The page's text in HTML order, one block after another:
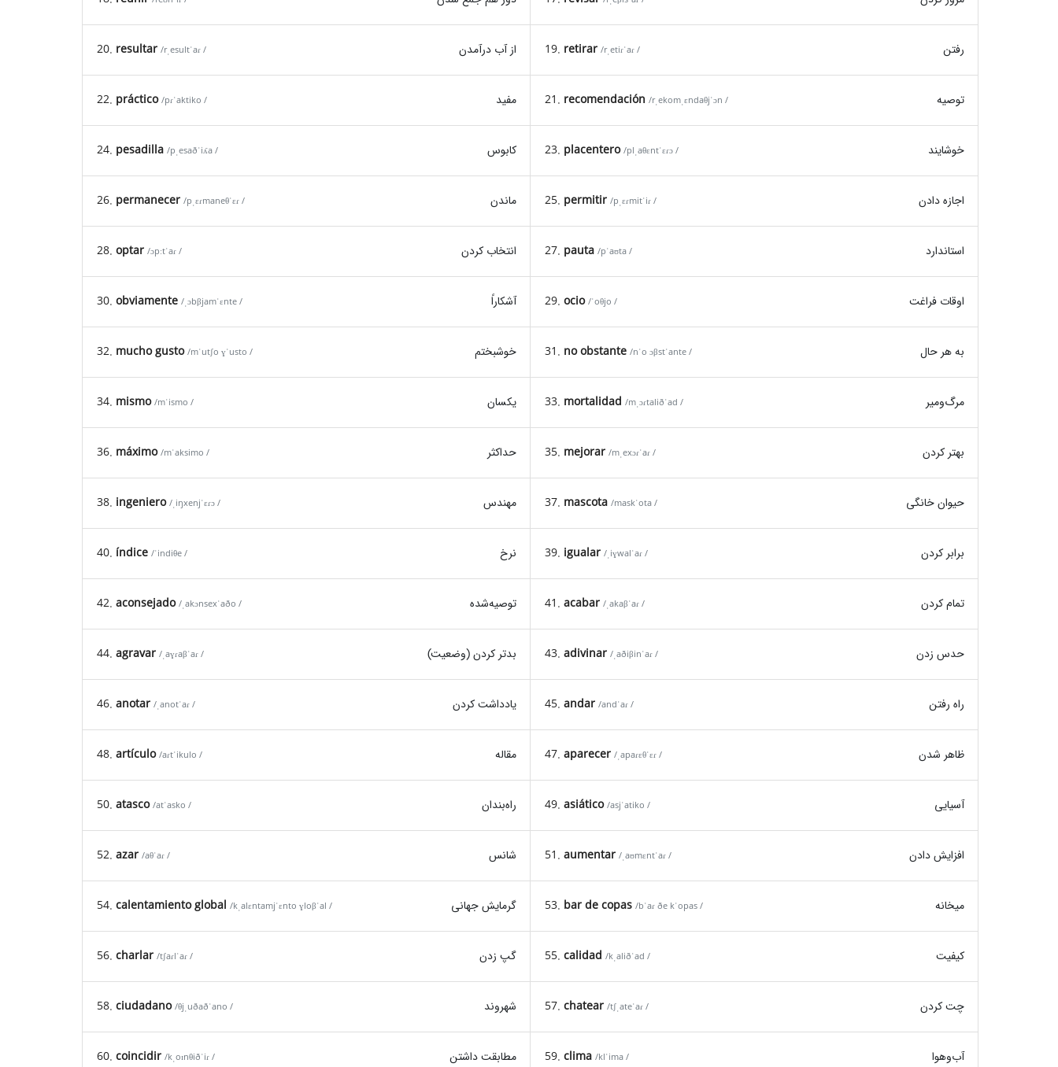
19. retirar /rˌetiɾˈaɾ / رفتن 20. resultar /rˌesultˈaɾ / از آب درآمدن
21. recomendación /rˌekomˌɛndaθjˈɔn / توصیه 22. práctico /pɾˈaktiko / مفید
23. placentero /plˌaθɛntˈɛɾɔ / خوشایند 24. pesadilla /pˌesaðˈiʎa / کابوس
25. permitir /pˌɛɾmitˈiɾ / اجازه دادن 26. permanecer /pˌɛɾmaneθˈɛɾ / ماندن
27. pauta /pˈaʊta / استاندارد 28. optar /ɔpːtˈaɾ / انتخاب کردن
29. ocio /ˈoθjo / اوقات فراغت 30. obviamente /ˌɔbβjamˈɛnte / آشکاراً
31. no obstante /nˈo ɔβstˈante / به هر حال 32. mucho gusto /mˈutʃo ɣˈusto / خوشبختم
33. mortalidad /mˌɔɾtaliðˈad / مرگ‌ومیر 34. mismo /mˈismo / یکسان
35. mejorar /mˌexɔɾˈaɾ / بهتر کردن 36. máximo /mˈaksimo / حداکثر
37. mascota /maskˈota / حیوان خانگی 38. ingeniero /ˌiŋxenjˈɛɾɔ / مهندس
39. igualar /ˌiɣwalˈaɾ / برابر کردن 40. índice /ˈindiθe / نرخ
41. acabar /ˌakaβˈaɾ / تمام کردن 42. aconsejado /ˌakɔnsexˈaðo / توصیه‌شده
43. adivinar /ˌaðiβinˈaɾ / حدس زدن 44. agravar /ˌaɣɾaβˈaɾ / بدتر کردن (وضعیت)
45. andar /andˈaɾ / راه رفتن 46. anotar /ˌanotˈaɾ / یادداشت کردن
47. aparecer /ˌapaɾɛθˈɛɾ / ظاهر شدن 48. artículo /aɾtˈikulo / مقاله
49. asiático /asjˈatiko / آسیایی 50. atasco /atˈasko / راه‌بندان
51. aumentar /ˌaʊmɛntˈaɾ / افزایش دادن 52. azar /aθˈaɾ / شانس
53. bar de copas /bˈaɾ ðe kˈopas / میخانه 54. calentamiento global /kˌalɛntamjˈɛnto ɣloβˈal / گرمایش جهانی
55. calidad /kˌaliðˈad / کیفیت 56. charlar /tʃaɾlˈaɾ / گپ زدن
57. chatear /tʃˌateˈaɾ / چت کردن 58. ciudadano /θjˌuðaðˈano / شهروند
59. clima /klˈima / آب‌وهوا 60. coincidir /kˌoɪnθiðˈiɾ / مطابقت داشتن